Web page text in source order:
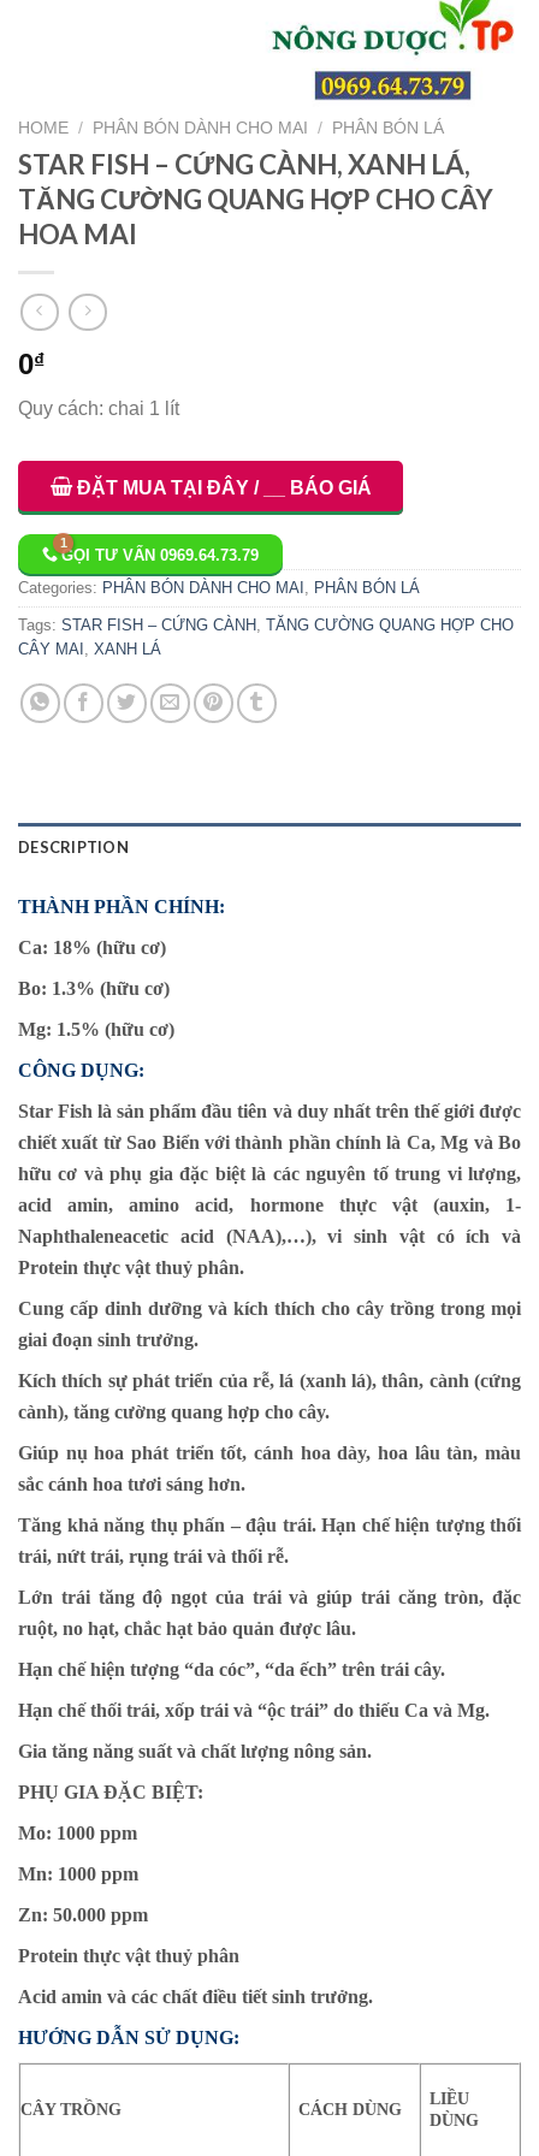
HOME / PHÂN BÓN DÀNH CHO MAI / PHÂN BÓN LÁ
STAR FISH – CỨNG CÀNH, XANH LÁ,
TĂNG CƯỜNG QUANG HỢP CHO CÂY
HOA MAI
0₫
Quy cách: chai 1 lít
ĐẶT MUA TẠI ĐÂY / __ BÁO GIÁ
GỌI TƯ VẤN 0969.64.73.79
Categories: PHÂN BÓN DÀNH CHO MAI , PHÂN BÓN LÁ
Tags: STAR FISH – CỨNG CÀNH , TĂNG CƯỜNG QUANG HỢP CHO
CÂY MAI , XANH LÁ
DESCRIPTION
THÀNH PHẦN CHÍNH:
Ca: 18% (hữu cơ)
Bo: 1.3% (hữu cơ)
Mg: 1.5% (hữu cơ)
CÔNG DỤNG:
Star Fish là sản phẩm đầu tiên và duy nhất trên thế giới được
chiết xuất từ Sao Biển với thành phần chính là Ca, Mg và Bo
hữu cơ và phụ gia đặc biệt là các nguyên tố trung vi lượng,
acid amin, amino acid, hormone thực vật (auxin, 1-
Naphthaleneacetic acid (NAA),…), vi sinh vật có ích và
Protein thực vật thuỷ phân.
Cung cấp dinh dưỡng và kích thích cho cây trồng trong mọi
giai đoạn sinh trưởng.
Kích thích sự phát triển của rễ, lá (xanh lá), thân, cành (cứng
cành), tăng cường quang hợp cho cây.
Giúp nụ hoa phát triển tốt, cánh hoa dày, hoa lâu tàn, màu
sắc cánh hoa tươi sáng hơn.
Tăng khả năng thụ phấn – đậu trái. Hạn chế hiện tượng thối
trái, nứt trái, rụng trái và thối rễ.
Lớn trái tăng độ ngọt của trái và giúp trái căng tròn, đặc
ruột, no hạt, chắc hạt bảo quản được lâu.
Hạn chế hiện tượng “da cóc”, “da ếch” trên trái cây.
Hạn chế thối trái, xốp trái và “ộc trái” do thiếu Ca và Mg.
Gia tăng năng suất và chất lượng nông sản.
PHỤ GIA ĐẶC BIỆT:
Mo: 1000 ppm
Mn: 1000 ppm
Zn: 50.000 ppm
Protein thực vật thuỷ phân
Acid amin và các chất điều tiết sinh trưởng.
HƯỚNG DẪN SỬ DỤNG:
CÂY TRỒNG CÁCH DÙNG
LIỀU
DÙNG